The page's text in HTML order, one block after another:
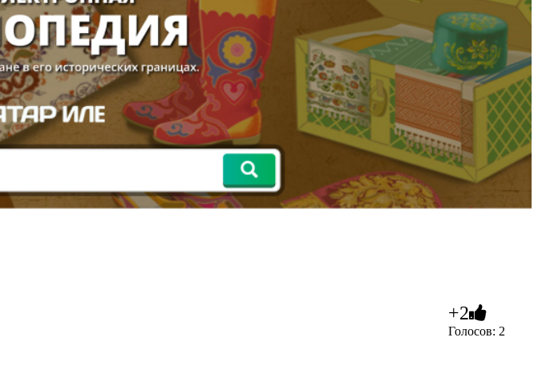
+2
Голосов: 2